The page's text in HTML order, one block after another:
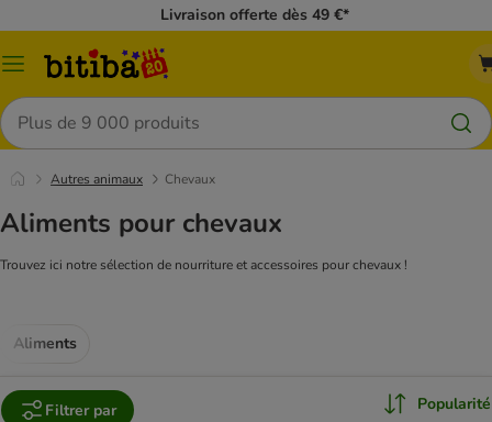
Livraison offerte dès 49 €*
Menu
Rechercher
Autres animaux Chevaux
Aliments pour chevaux
Trouvez ici notre sélection de nourriture et accessoires pour chevaux !
Aliments
Filtrer par Popularité